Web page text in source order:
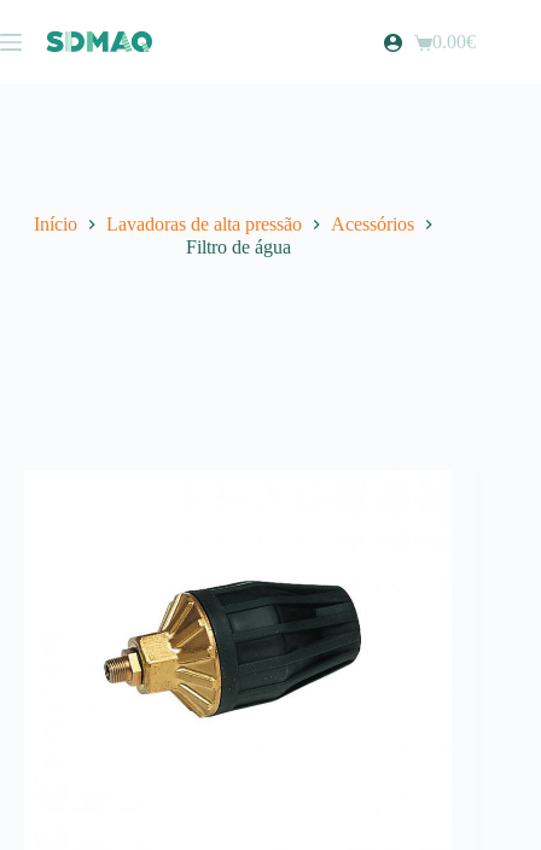
para
o
Carrinho
0.00€
Início Lavadoras de alta pressão
Acessórios
Filtro de água